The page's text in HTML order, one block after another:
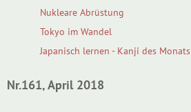
Nukleare Abrüstung
Tokyo im Wandel
Japanisch lernen - Kanji des Monats
Nr.161, April 2018